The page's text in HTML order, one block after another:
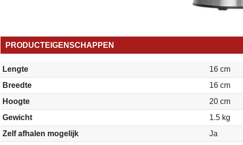
PRODUCTEIGENSCHAPPEN
Lengte
16 cm
Breedte
16 cm
Hoogte
20 cm
Gewicht
1.5 kg
Zelf afhalen mogelijk
Ja